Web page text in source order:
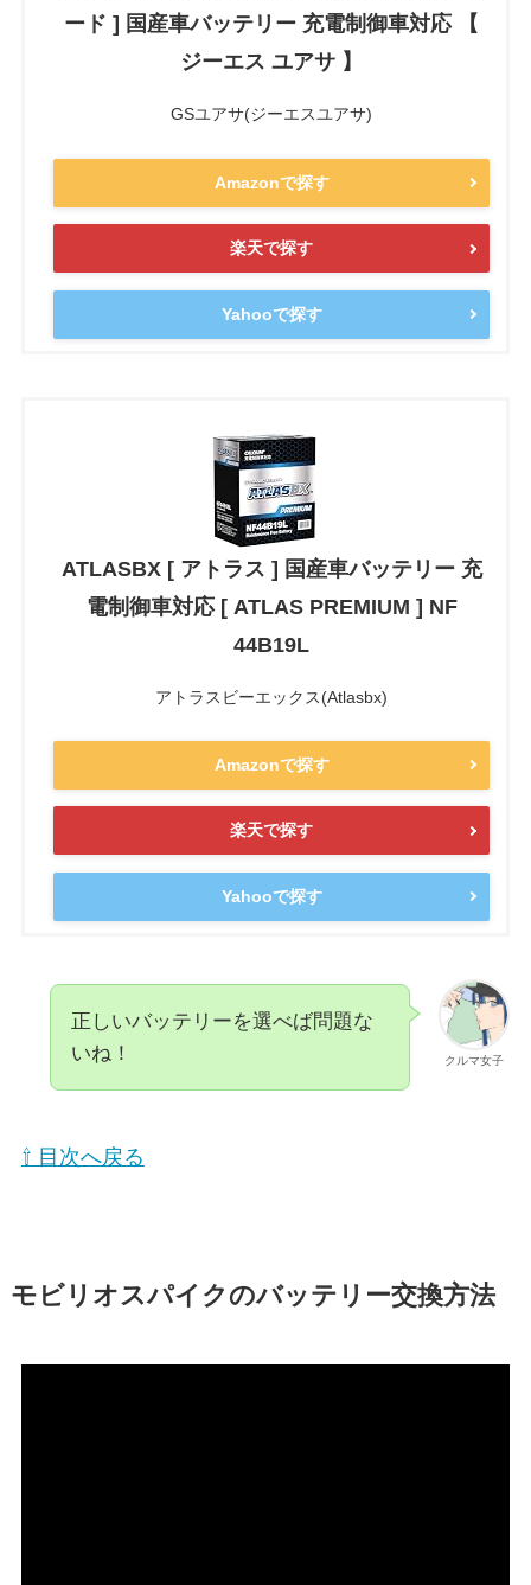
ード ] 国産車バッテリー 充電制御車対応 【
ジーエス ユアサ 】
GSユアサ(ジーエスユアサ)
Amazonで探す
楽天で探す
Yahooで探す
ATLASBX [ アトラス ] 国産車バッテリー 充
電制御車対応 [ ATLAS PREMIUM ] NF
44B19L
アトラスビーエックス(Atlasbx)
Amazonで探す
楽天で探す
Yahooで探す
クルマ女子
正しいバッテリーを選べば問題な
いね！
⇧ 目次へ戻る
モビリオスパイクのバッテリー交換方法